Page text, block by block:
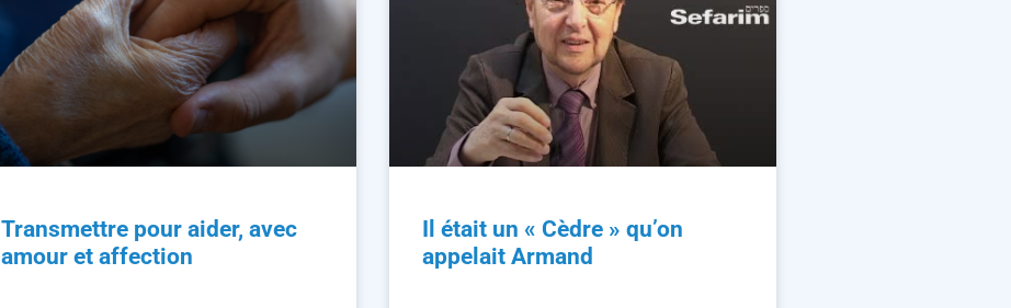
Transmettre pour aider, avec
amour et affection
Il était un « Cèdre » qu’on
appelait Armand